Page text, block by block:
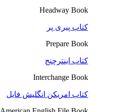
Headway Book
کتاب پیری پر
Prepare Book
کتاب اینترچنج
Interchange Book
کتاب امریکن انگلیش فایل